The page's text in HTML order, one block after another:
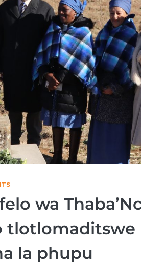
wa
tlotlomaditswe
la phupu